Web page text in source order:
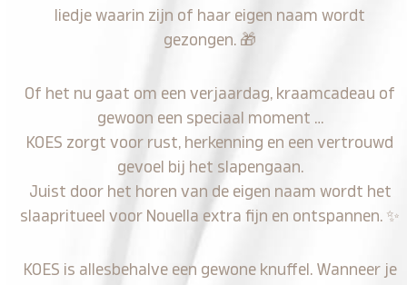
liedje waarin zijn of haar eigen naam wordt
gezongen. 🎁
Of het nu gaat om een verjaardag, kraamcadeau of
gewoon een speciaal moment …
KOES zorgt voor rust, herkenning en een vertrouwd
gevoel bij het slapengaan.
Juist door het horen van de eigen naam wordt het
slaapritueel voor Nouella extra fijn en ontspannen. ✨
KOES is allesbehalve een gewone knuffel. Wanneer je